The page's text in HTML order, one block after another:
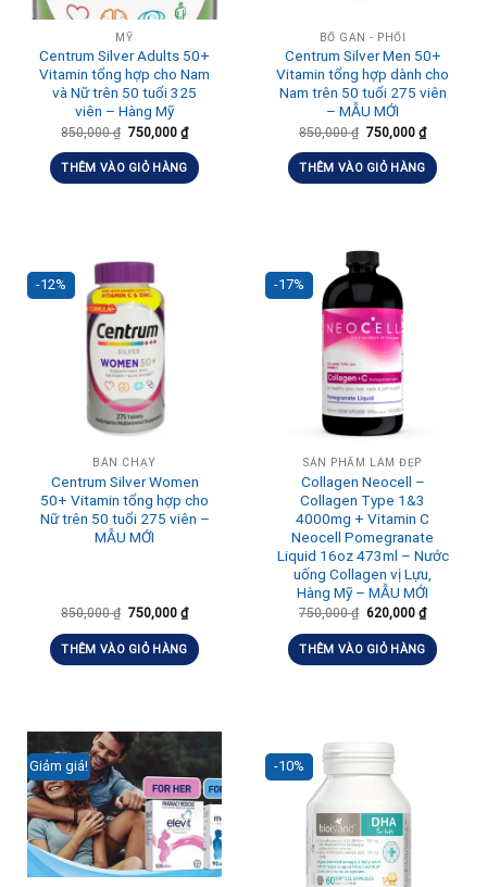
MỸ
Centrum Silver Adults 50+
Vitamin tổng hợp cho Nam
và Nữ trên 50 tuổi 325
viên – Hàng Mỹ
850,000₫ 750,000 ₫
THÊM VÀO GIỎ HÀNG
BỔ GAN - PHỔI
Centrum Silver Men 50+
Vitamin tổng hợp dành cho
Nam trên 50 tuổi 275 viên
– MẪU MỚI
850,000₫ 750,000 ₫
THÊM VÀO GIỎ HÀNG
-12%
BÁN CHẠY
Centrum Silver Women
50+ Vitamin tổng hợp cho
Nữ trên 50 tuổi 275 viên –
MẪU MỚI
850,000₫ 750,000 ₫
THÊM VÀO GIỎ HÀNG
-17%
SẢN PHẨM LÀM ĐẸP
Collagen Neocell –
Collagen Type 1&3
4000mg + Vitamin C
Neocell Pomegranate
Liquid 16oz 473ml – Nước
uống Collagen vị Lựu,
Hàng Mỹ – MẪU MỚI
750,000₫ 620,000 ₫
THÊM VÀO GIỎ HÀNG
Giảm giá! -10%